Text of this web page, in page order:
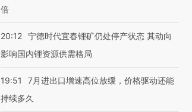
倍
20:12 宁德时代宜春锂矿仍处停产状态 其动向
影响国内锂资源供需格局
19:51
7月进出口增速高位放缓，价格驱动还能
持续多久